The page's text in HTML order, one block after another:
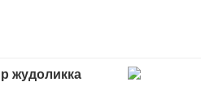
жудоликка